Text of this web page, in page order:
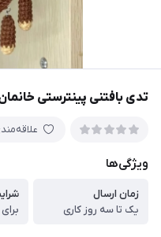
تدی بافتنی پینترستی خانمان مدل
ویژگی‌ها
زمان ارسال
یک تا سه روز کاری